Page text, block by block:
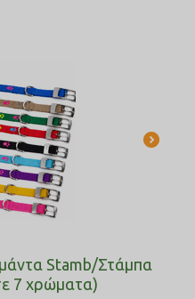
Stamb/Στάμπα
7 χρώματα)